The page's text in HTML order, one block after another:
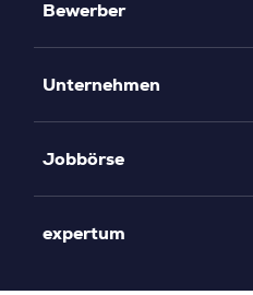
Bewerber
Unternehmen
Jobbörse
expertum